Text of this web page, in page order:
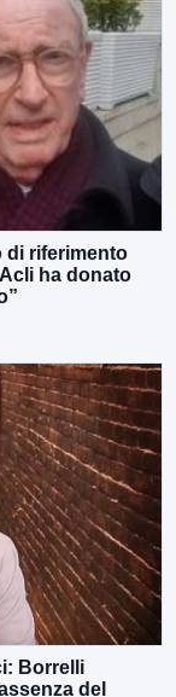
di riferimento
ha donato
Borrelli
del